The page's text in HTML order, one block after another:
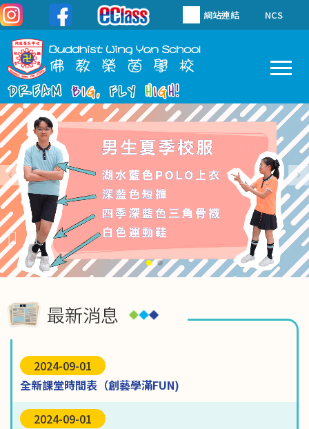
移至主內容 網站連結 NCS
Main
navigation
最新消息
2024-09-01
全新課堂時間表（創藝學滿FUN)
2024-09-01